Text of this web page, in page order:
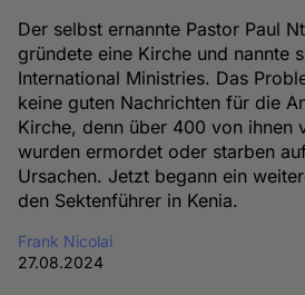
Der selbst ernannte Pastor Paul
gründete eine Kirche und nannte
International Ministries. Das
keine guten Nachrichten für die
Kirche, denn über 400 von ihnen
wurden ermordet oder starben
Ursachen. Jetzt begann ein
den Sektenführer in Kenia.
Frank Nicolai
27.08.2024